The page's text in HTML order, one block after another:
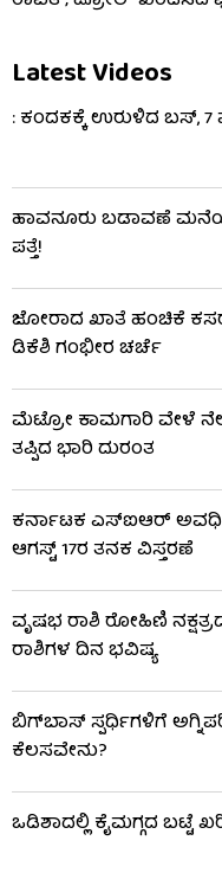
Latest Videos
: ಕಂದಕಕ್ಕೆ ಉರುಳಿದ ಬಸ್, 7
ಹಾವನೂರು ಬಡಾವಣೆ
ಪತ್ತೆ!
ಜೋರಾದ ಖಾತೆ ಹಂಚಿಕೆ
ಡಿಕೆಶಿ ಗಂಭೀರ ಚರ್ಚೆ
ಮೆಟ್ರೋ ಕಾಮಗಾರಿ ವೇಳೆ
ತಪ್ಪಿದ ಭಾರಿ ದುರಂತ
ಕರ್ನಾಟಕ ಎಸ್‌ಐಆರ್ ಅವಧಿ
ಆಗಸ್ಟ್ 17ರ ತನಕ ವಿಸ್ತರಣೆ
ವೃಷಭ ರಾಶಿ ರೋಹಿಣಿ
ರಾಶಿಗಳ ದಿನ ಭವಿಷ್ಯ
ಬಿಗ್​​ಬಾಸ್​ ಸ್ಪರ್ಧಿಗಳಿಗೆ
ಕೆಲಸವೇನು?
ಒಡಿಶಾದಲ್ಲಿ ಕೈಮಗ್ಗದ ಬಟ್ಟೆ